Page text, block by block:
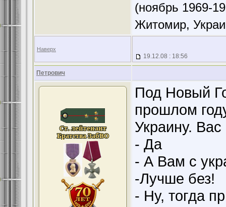
(ноябрь 1969-
Житомир,
Наверх
19.12.08 : 18:56
Петрович
Под Новый
прошлом
Украину.
- Да
- А Вам с
-Лучше без!
- Ну, тогда